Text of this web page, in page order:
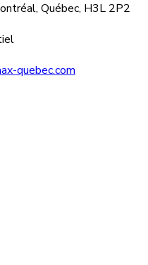
Québec, H3L 2P2
quebec.com